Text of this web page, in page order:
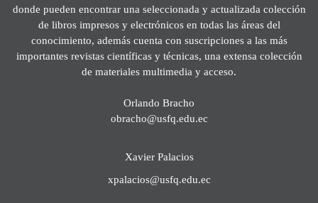
donde pueden encontrar una seleccionada y actualizada colección
de libros impresos y electrónicos en todas las áreas del
conocimiento, además cuenta con suscripciones a las más
importantes revistas científicas y técnicas, una extensa colección
de materiales multimedia y acceso.
Orlando Bracho
obracho@usfq.edu.ec
Xavier Palacios
xpalacios@usfq.edu.ec